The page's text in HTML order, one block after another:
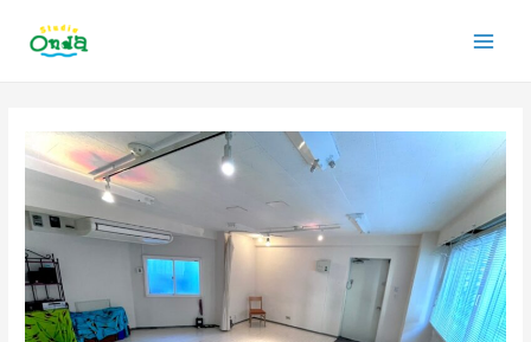
ナ
ビ
ー
シ
ン